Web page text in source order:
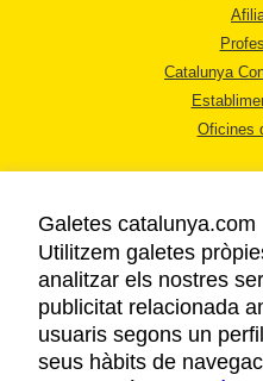
Catalunya
Oficines
AVÍS
POLÍTICA
Galetes catalunya.com
Utilitzem galetes
analitzar els nostres
publicitat relacionada
usuaris segons un
seus hàbits de